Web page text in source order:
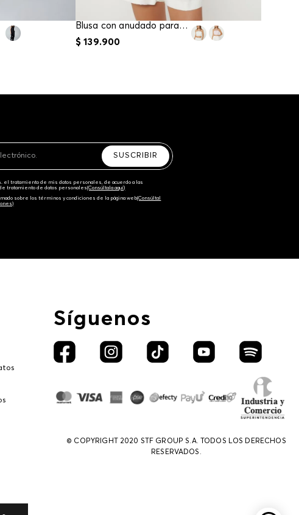
Blusa con anudado para mujer
$ 139.900
SUSCRIBIR
el tratamiento de mis datos personales, de acuerdo a las
tratamiento de datos personales‎(Consúltala aquí)
sobre los términos y condiciones de la página web‎(Consúltal
Síguenos
© COPYRIGHT 2020 STF GROUP S.A. TODOS LOS DERECHOS
RESERVADOS.